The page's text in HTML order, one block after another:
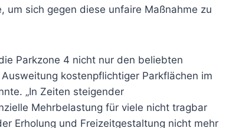
um sich gegen diese unfaire Maßnahme zu
Parkzone 4 nicht nur den beliebten
kostenpflichtiger Parkflächen im
„In Zeiten steigender
Mehrbelastung für viele nicht tragbar
Erholung und Freizeitgestaltung nicht mehr